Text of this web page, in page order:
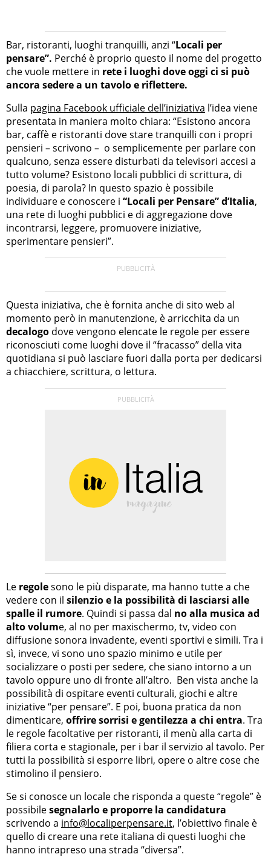
Bar, ristoranti, luoghi tranquilli, anzi “Locali per
pensare”. Perché è proprio questo il nome del progetto
che vuole mettere in rete i luoghi dove oggi ci si può
ancora sedere a un tavolo e riflettere.
Sulla pagina Facebook ufficiale dell’iniziativa l’idea viene
presentata in maniera molto chiara: “Esistono ancora
bar, caffè e ristoranti dove stare tranquilli con i propri
pensieri – scrivono – o semplicemente per parlare con
qualcuno, senza essere disturbati da televisori accesi a
tutto volume? Esistono locali pubblici di scrittura, di
poesia, di parola? In questo spazio è possibile
individuare e conoscere i “Locali per Pensare” d’Italia,
una rete di luoghi pubblici e di aggregazione dove
incontrarsi, leggere, promuovere iniziative,
sperimentare pensieri”.
Questa iniziativa, che è fornita anche di sito web al
momento però in manutenzione, è arricchita da un
decalogo dove vengono elencate le regole per essere
riconosciuti come luoghi dove il “fracasso” della vita
quotidiana si può lasciare fuori dalla porta per dedicarsi
a chiacchiere, scrittura, o lettura.
Le regolesono le più disparate, ma hanno tutte a che
vedere con il silenzio e la possibilità di lasciarsi alle
spalle il rumore. Quindi si passa dal no alla musica ad
alto volume, al no per maxischermo, tv, video con
diffusione sonora invadente, eventi sportivi e simili. Tra i
sì, invece, vi sono uno spazio minimo e utile per
socializzare o posti per sedere, che siano intorno a un
tavolo oppure uno di fronte all’altro. Ben vista anche la
possibilità di ospitare eventi culturali, giochi e altre
iniziative “per pensare”. E poi, buona pratica da non
dimenticare, offrire sorrisi e gentilezza a chi entra. Tra
le regole facoltative per ristoranti, il menù alla carta di
filiera corta e stagionale, per i bar il servizio al tavolo. Per
tutti la possibilità si esporre libri, opere o altre cose che
stimolino il pensiero.
Se si conosce un locale che risponda a queste “regole” è
possibilesegnalarlo e proporre la candidatura
scrivendo a info@localiperpensare.it, l’obiettivo finale è
quello di creare una rete italiana di questi luoghi che
hanno intrapreso una strada “diversa”.